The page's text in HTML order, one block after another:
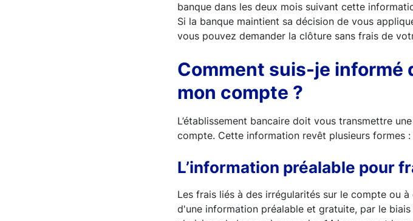
banque dans les deux mois suivant cette
Si la banque maintient sa décision de vous
vous pouvez demander la clôture sans frais de
Comment suis-je informé
mon compte ?
L’établissement bancaire doit vous transmettre
compte. Cette information revêt plusieurs formes :
L’information préalable pour
Les frais liés à des irrégularités sur le compte ou
d'une information préalable et gratuite, par le